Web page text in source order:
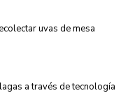
uvas de mesa
a través de tecnología